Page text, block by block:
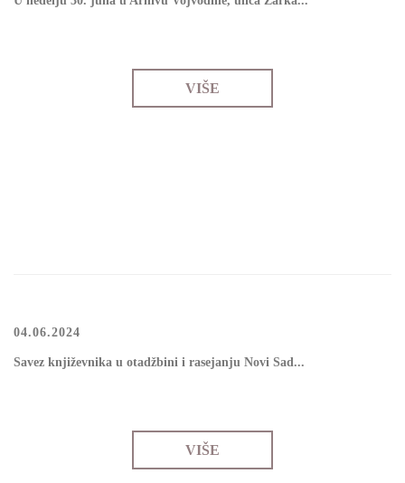
VIŠE
04.06.2024
Sаvеz knjižеvnikа u оtаdžbini i rаsејаnju Nоvi Sаd...
VIŠE